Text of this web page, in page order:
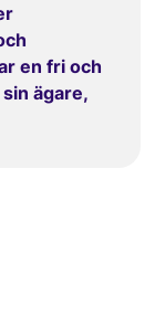
en fri och
ägare,